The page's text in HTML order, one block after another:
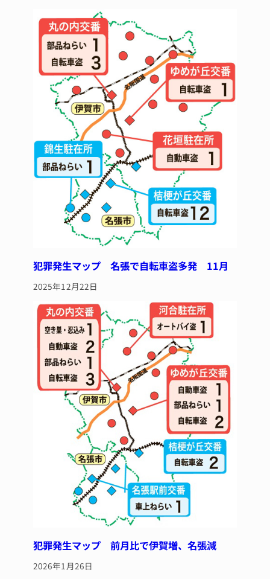
犯罪発生マップ 名張で自転車盗多発 11月
2025年12月22日
犯罪発生マップ 前月比で伊賀増、名張減
2026年1月26日